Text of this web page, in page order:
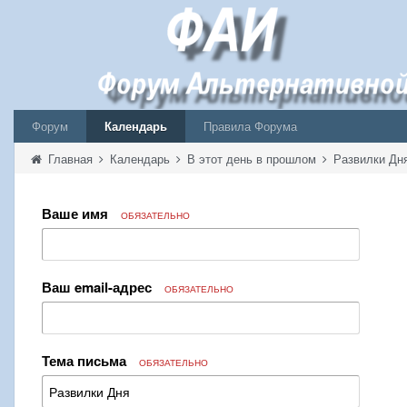
Форум Календарь
Правила Форума
Главная
Календарь В этот день в прошлом Развилки
Ваше имя ОБЯЗАТЕЛЬНО
Ваш email-адрес ОБЯЗАТЕЛЬНО
Тема письма ОБЯЗАТЕЛЬНО